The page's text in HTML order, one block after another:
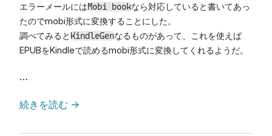
エラーメールにはMobi bookなら対応していると書いてあっ
たのでmobi形式に変換することにした。
調べてみると KindleGenなるものがあって、これを使えば
EPUBをKindleで読めるmobi形式に変換してくれるようだ。
…
続きを読む →